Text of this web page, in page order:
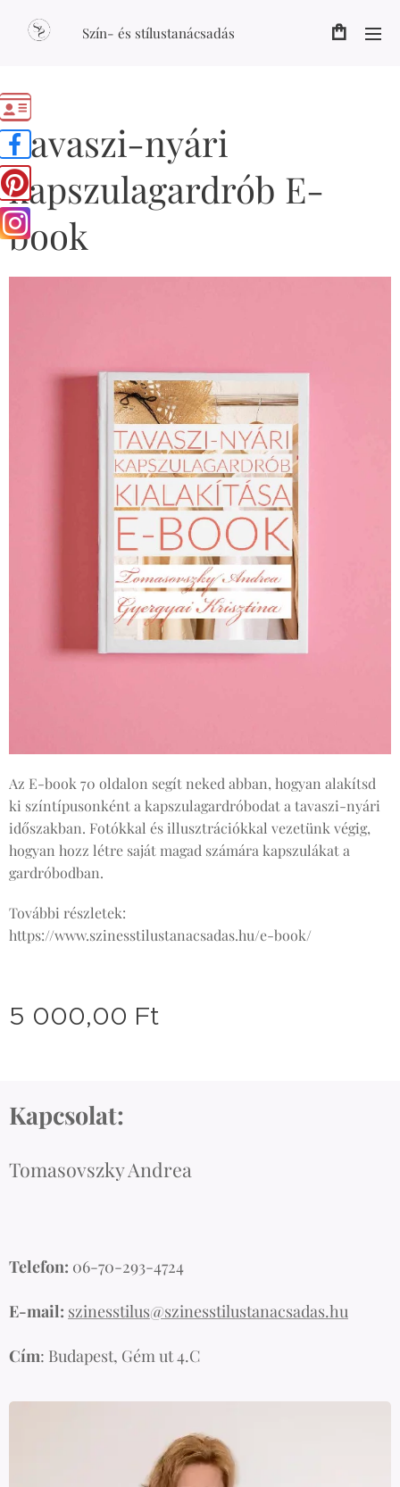
Szín- és stílustanácsadás
Tavaszi-nyári
kapszulagardrób E-
book
Az E-book 70 oldalon segít neked abban, hogyan alakítsd
ki színtípusonként a kapszulagardróbodat a tavaszi-nyári
időszakban. Fotókkal és illusztrációkkal vezetünk végig,
hogyan hozz létre saját magad számára kapszulákat a
gardróbodban.
További részletek:
https://www.szinesstilustanacsadas.hu/e-book/
5 000,00 Ft
Kapcsolat:
Tomasovszky Andrea
Telefon: 06-70-293-4724
E-mail: szinesstilus@szinesstilustanacsadas.hu
Cím: Budapest, Gém ut 4.C